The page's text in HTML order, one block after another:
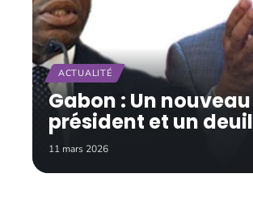
ACTUALITÉ
Gabon : Un nouveau
président et un deuil
11 mars 2026